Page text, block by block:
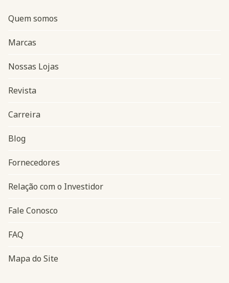
Navegação do rodapé
Quem somos
Marcas
Nossas Lojas
Revista
Carreira
Blog
Fornecedores
Relação com o Investidor
Fale Conosco
FAQ
Mapa do Site